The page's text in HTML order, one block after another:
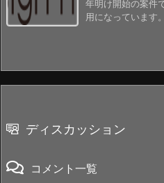
年明け開始の案件
用になっています
ディスカッション
コメント一覧